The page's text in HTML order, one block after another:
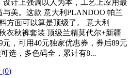
计上强调以人为本，工艺上应用最
美。这款 意大利PLANDOO 帕兰
方面可以算是顶级了。 意大利
衣秋裤套装 顶级兰精莫代尔+新疆
，可用40元独家优惠券，券后89元
选，多色码全，累计有8...
(0)